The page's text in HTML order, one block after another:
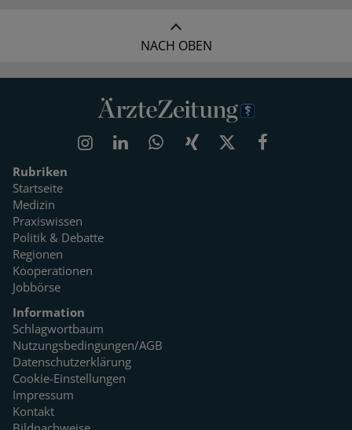
NACH OBEN
Rubriken
Startseite
Medizin
Praxiswissen
Politik & Debatte
Regionen
Kooperationen
Jobbörse
Information
Schlagwortbaum
Nutzungsbedingungen/AGB
Datenschutzerklärung
Cookie-Einstellungen
Impressum
Kontakt